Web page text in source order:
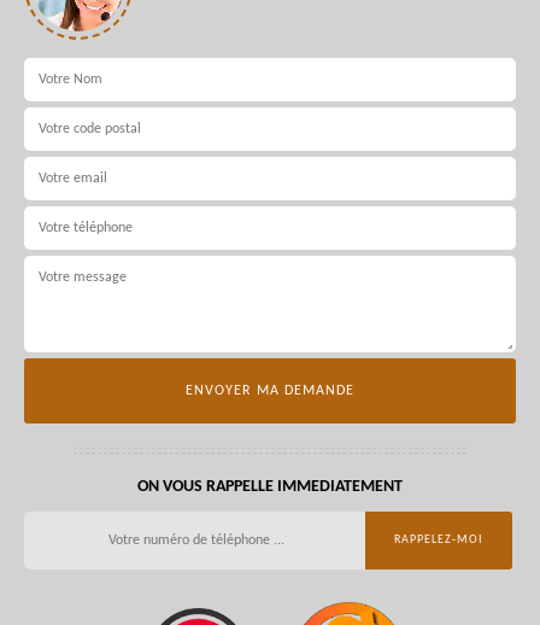
ON VOUS RAPPELLE IMMEDIATEMENT